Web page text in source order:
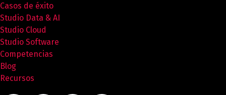
Casos de éxito
Studio Data & AI
Studio Cloud
Studio Software
Competencias
Blog
Recursos